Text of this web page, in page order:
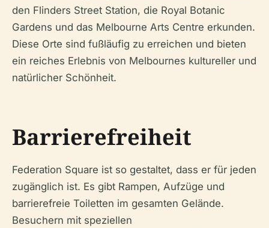
den Flinders Street Station, die Royal Botanic
Gardens und das Melbourne Arts Centre erkunden.
Diese Orte sind fußläufig zu erreichen und bieten
ein reiches Erlebnis von Melbournes kultureller und
natürlicher Schönheit.
Barrierefreiheit
Federation Square ist so gestaltet, dass er für jeden
zugänglich ist. Es gibt Rampen, Aufzüge und
barrierefreie Toiletten im gesamten Gelände.
Besuchern mit speziellen